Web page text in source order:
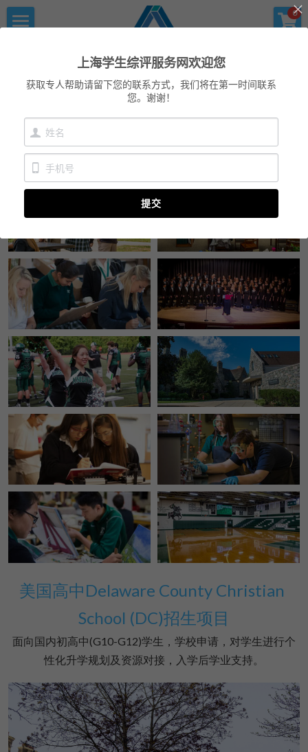
上海学生综评服务网
0
初中综评
上海中高考
服务中心
科创书店
心理咨询
美国高中NRCA
美国高中DC
Waterloo School
日本高中留学
精品课程
优沃家教
法语学习
新闻消息
联系我们
美国高中Delaware County Christian
School (DC)招生项目
面向国内初高中(G10-G12)学生，学校申请，对学生进行个
性化升学规划及资源对接，入学后学业支持。
×
商品分类
优沃家教
×
博客分类
所有博客分类上海学生综评服务网欢迎您
获取专人帮助请留下您的联系方式，我们将在第一时间联系
您。谢谢！
提交